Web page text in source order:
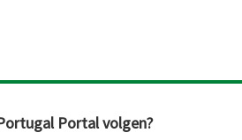
Portal volgen?